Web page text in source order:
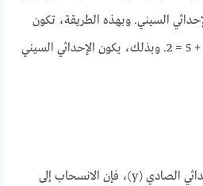
إضافة 5 إلى الإحداثي السيني. وبهذه الطريقة، تكون
العملية الحسابية كالتالي: -3 + 5 = 2. وبذلك، يكون الإحداثي السيني
وبالمثل، عند التعامل مع الإحداثي الصادي (y)، فإن الانسحاب إلى